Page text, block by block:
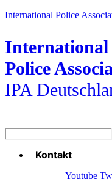
International Police
International
Police
IPA
Menü Kontakt
Youtube